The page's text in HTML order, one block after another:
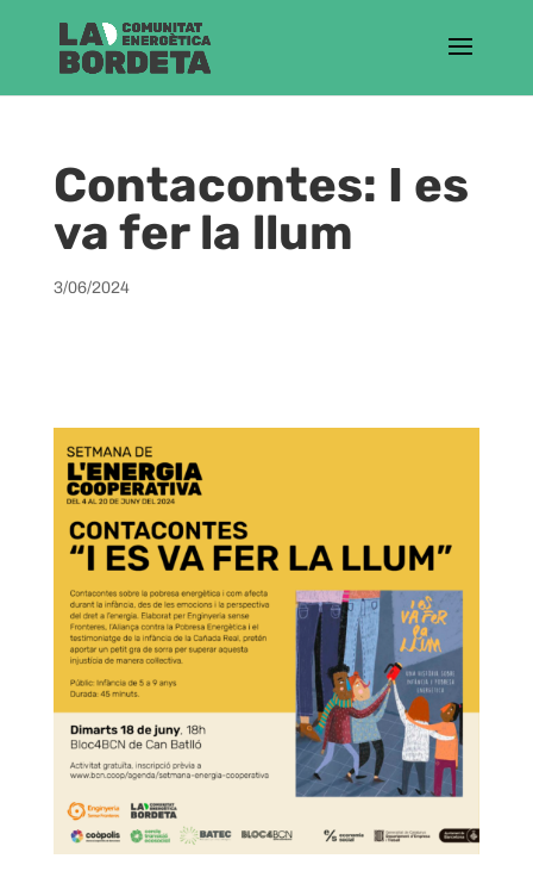
Contacontes: I es
va fer la llum
3/06/2024